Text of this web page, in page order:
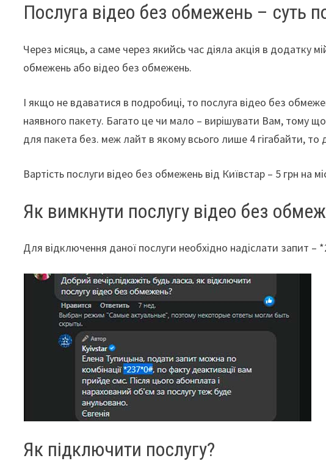
Послуга відео без обмежень – суть
Через місяць, а саме через якийсь час діяла акція в додатку
обмежень або відео без обмежень.
І якщо не вдаватися в подробиці, то послуга відео без
наявного пакету. Багато це чи мало – вирішувати Вам, тому
для пакета без. меж лайт в якому всього лише 4 гігабайти, то
Вартість послуги відео без обмежень від Київстар – 5 грн на
Як вимкнути послугу відео без
Для відключення даної послуги необхідно надіслати запит –
Як підключити послугу?